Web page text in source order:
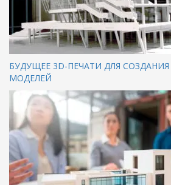
БУДУЩЕЕ 3D-ПЕЧАТИ ДЛЯ
МОДЕЛЕЙ